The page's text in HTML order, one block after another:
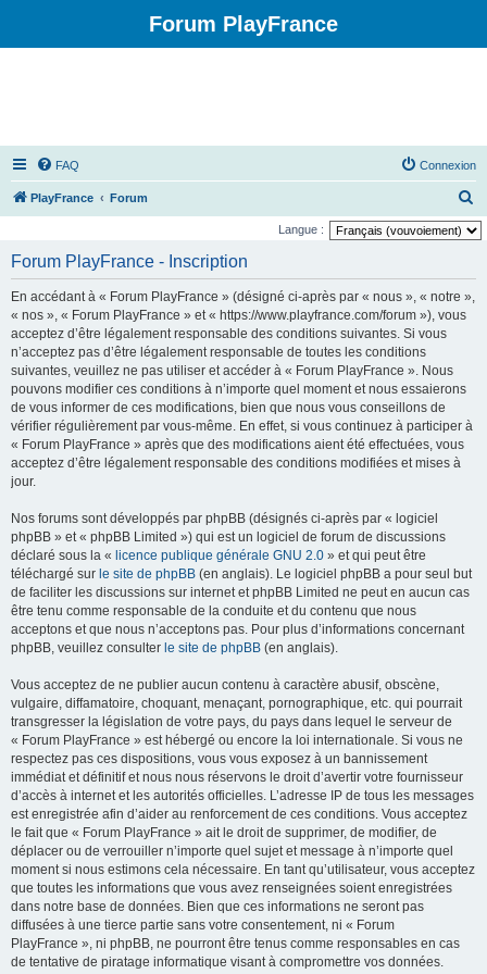
Forum PlayFrance
FAQ Connexion
PlayFrance Forum
e
Langue :
Forum PlayFrance - Inscription
En accédant à « Forum PlayFrance » (désigné ci-après par « nous », « notre »,
« nos », « Forum PlayFrance » et « https://www.playfrance.com/forum »), vous
acceptez d’être légalement responsable des conditions suivantes. Si vous
n’acceptez pas d’être légalement responsable de toutes les conditions
suivantes, veuillez ne pas utiliser et accéder à « Forum PlayFrance ». Nous
pouvons modifier ces conditions à n’importe quel moment et nous essaierons
de vous informer de ces modifications, bien que nous vous conseillons de
vérifier régulièrement par vous-même. En effet, si vous continuez à participer à
« Forum PlayFrance » après que des modifications aient été effectuées, vous
acceptez d’être légalement responsable des conditions modifiées et mises à
jour.
Nos forums sont développés par phpBB (désignés ci-après par « logiciel
phpBB » et « phpBB Limited ») qui est un logiciel de forum de discussions
déclaré sous la « licence publique générale GNU 2.0 » et qui peut être
téléchargé sur le site de phpBB (en anglais). Le logiciel phpBB a pour seul but
de faciliter les discussions sur internet et phpBB Limited ne peut en aucun cas
être tenu comme responsable de la conduite et du contenu que nous
acceptons et que nous n’acceptons pas. Pour plus d’informations concernant
phpBB, veuillez consulter le site de phpBB (en anglais).
Vous acceptez de ne publier aucun contenu à caractère abusif, obscène,
vulgaire, diffamatoire, choquant, menaçant, pornographique, etc. qui pourrait
transgresser la législation de votre pays, du pays dans lequel le serveur de
« Forum PlayFrance » est hébergé ou encore la loi internationale. Si vous ne
respectez pas ces dispositions, vous vous exposez à un bannissement
immédiat et définitif et nous nous réservons le droit d’avertir votre fournisseur
d’accès à internet et les autorités officielles. L’adresse IP de tous les messages
est enregistrée afin d’aider au renforcement de ces conditions. Vous acceptez
le fait que « Forum PlayFrance » ait le droit de supprimer, de modifier, de
déplacer ou de verrouiller n’importe quel sujet et message à n’importe quel
moment si nous estimons cela nécessaire. En tant qu’utilisateur, vous acceptez
que toutes les informations que vous avez renseignées soient enregistrées
dans notre base de données. Bien que ces informations ne seront pas
diffusées à une tierce partie sans votre consentement, ni « Forum
PlayFrance », ni phpBB, ne pourront être tenus comme responsables en cas
de tentative de piratage informatique visant à compromettre vos données.